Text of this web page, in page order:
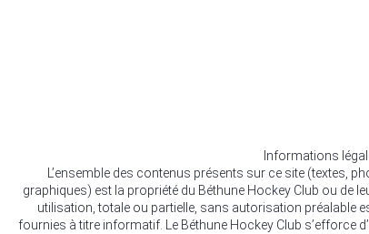
Informations
L’ensemble des contenus présents sur ce site (textes,
graphiques) est la propriété du Béthune Hockey Club ou de
utilisation, totale ou partielle, sans autorisation préalable
fournies à titre informatif. Le Béthune Hockey Club s’efforce